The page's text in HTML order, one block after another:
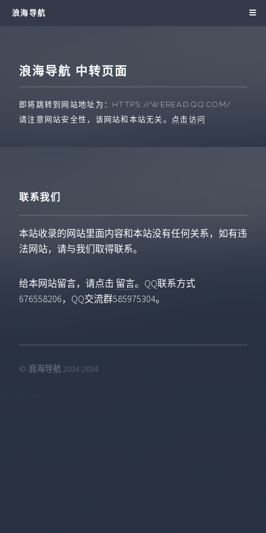
浪海导航
浪海导航 中转页面
即将跳转到网站地址为： HTTPS://WEREAD.QQ.COM/
请注意网站安全性，该网站和本站无关。 点击访问
联系我们
本站收录的网站里面内容和本站没有任何关系，如有违
法网站，请与我们取得联系。
给本网站留言，请点击 留言。QQ联系方式
676558206，QQ交流群585975304。
© 浪海导航 2024-2034